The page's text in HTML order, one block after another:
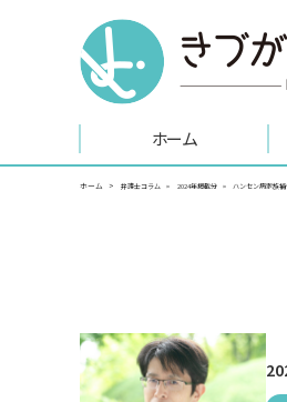
ホーム
ホーム 弁護士コラム 2024年掲載分 ハンセン病家族